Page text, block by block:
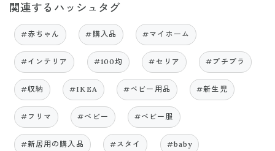
関連するハッシュタグ
#赤ちゃん #購入品 #マイホーム
#インテリア #100均 #セリア #プチプラ
#収納 #IKEA #ベビー用品 #新生児
#フリマ #ベビー #ベビー服
#新居用の購入品 #スタイ #baby